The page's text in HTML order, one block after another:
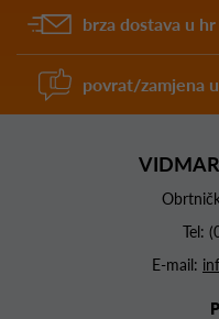
brza dostava u
povrat/zamjena
Tel:
E-mail: